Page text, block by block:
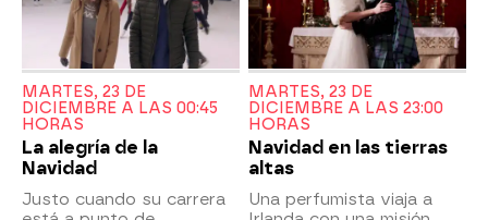
MARTES, 23 DE
DICIEMBRE A LAS 00:45
HORAS
La alegría de la
Navidad
Justo cuando su carrera
MARTES, 23 DE
DICIEMBRE A LAS 23:00
HORAS
Navidad en las tierras
altas
Una perfumista viaja a